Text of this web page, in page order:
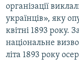
організації
українців», яку
квітні 1893 року.
національне
літа 1893 року